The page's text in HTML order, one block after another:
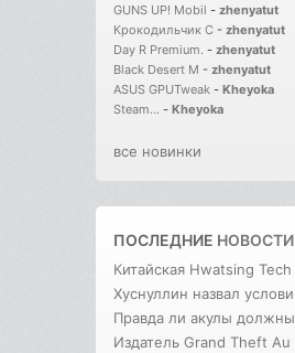
GUNS UP! Mobil - zhenyatut
Крокодильчик С - zhenyatut
Day R Premium. - zhenyatut
Black Desert M - zhenyatut
ASUS GPUTweak - Kheyoka
Steam... - Kheyoka
все новинки
ПОСЛЕДНИЕ НОВОСТИ
Китайская Hwatsing Tech
Хуснуллин назвал услови
Правда ли акулы должны
Издатель Grand Theft Au